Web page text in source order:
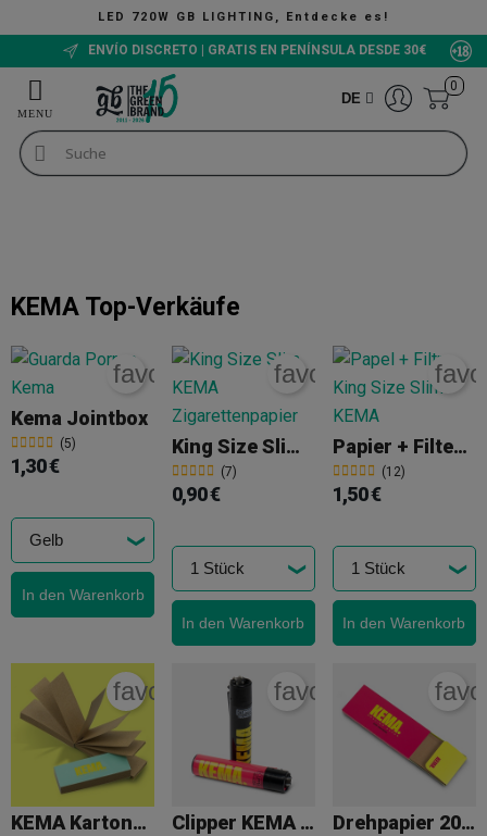
LED 720W GB LIGHTING, Entdecke es!
ENVÍO DISCRETO | GRATIS EN PENÍNSULA DESDE 30€
DE
0
KEMA Top-Verkäufe
Kema Jointbox
(5)
favorite_border
1,30 €
In den Warenkorb
King Size Slim KEMA Zigarettenpapier
(7)
favorite_border
0,90 €
In den Warenkorb
Papier + Filter King Size Slim KEMA
(12)
1,50 €
In den Warenkorb
KEMA Karton-Filter
favorite_border
Clipper KEMA Feuerzeug
favorite_border
Drehpapier 200 King Size Slim KEMA